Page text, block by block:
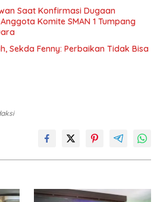
Saat Konfirmasi Dugaan
Komite SMAN 1 Tumpang
Sekda Fenny: Perbaikan Tidak Bisa